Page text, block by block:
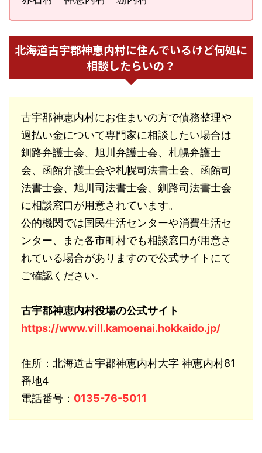
北海道古宇郡神恵内村に住んでいるけど何処に
相談したらいの？
古宇郡神恵内村にお住まいの方で債務整理や
過払い金について専門家に相談したい場合は
釧路弁護士会、旭川弁護士会、札幌弁護士
会、函館弁護士会や札幌司法書士会、函館司
法書士会、旭川司法書士会、釧路司法書士会
に相談窓口が用意されています。
公的機関では国民生活センターや消費生活セ
ンター、また各市町村でも相談窓口が用意さ
れている場合がありますので公式サイトにて
ご確認ください。
古宇郡神恵内村役場の公式サイト
https://www.vill.kamoenai.hokkaido.jp/
住所：北海道古宇郡神恵内村大字 神恵内村81
番地4
電話番号： 0135-76-5011